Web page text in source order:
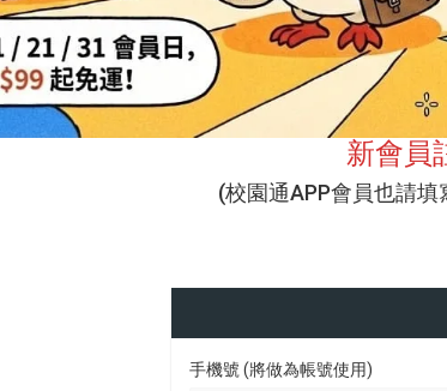
新會員
(校園通APP會員也請
手機號 (將做為帳號使用)